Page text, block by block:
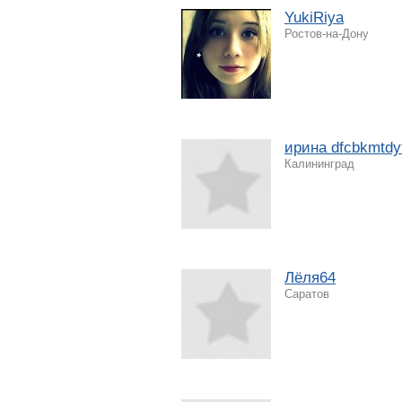
YukiRiya
Ростов-на-Дону
ирина
Калининград
Лёля64
Саратов